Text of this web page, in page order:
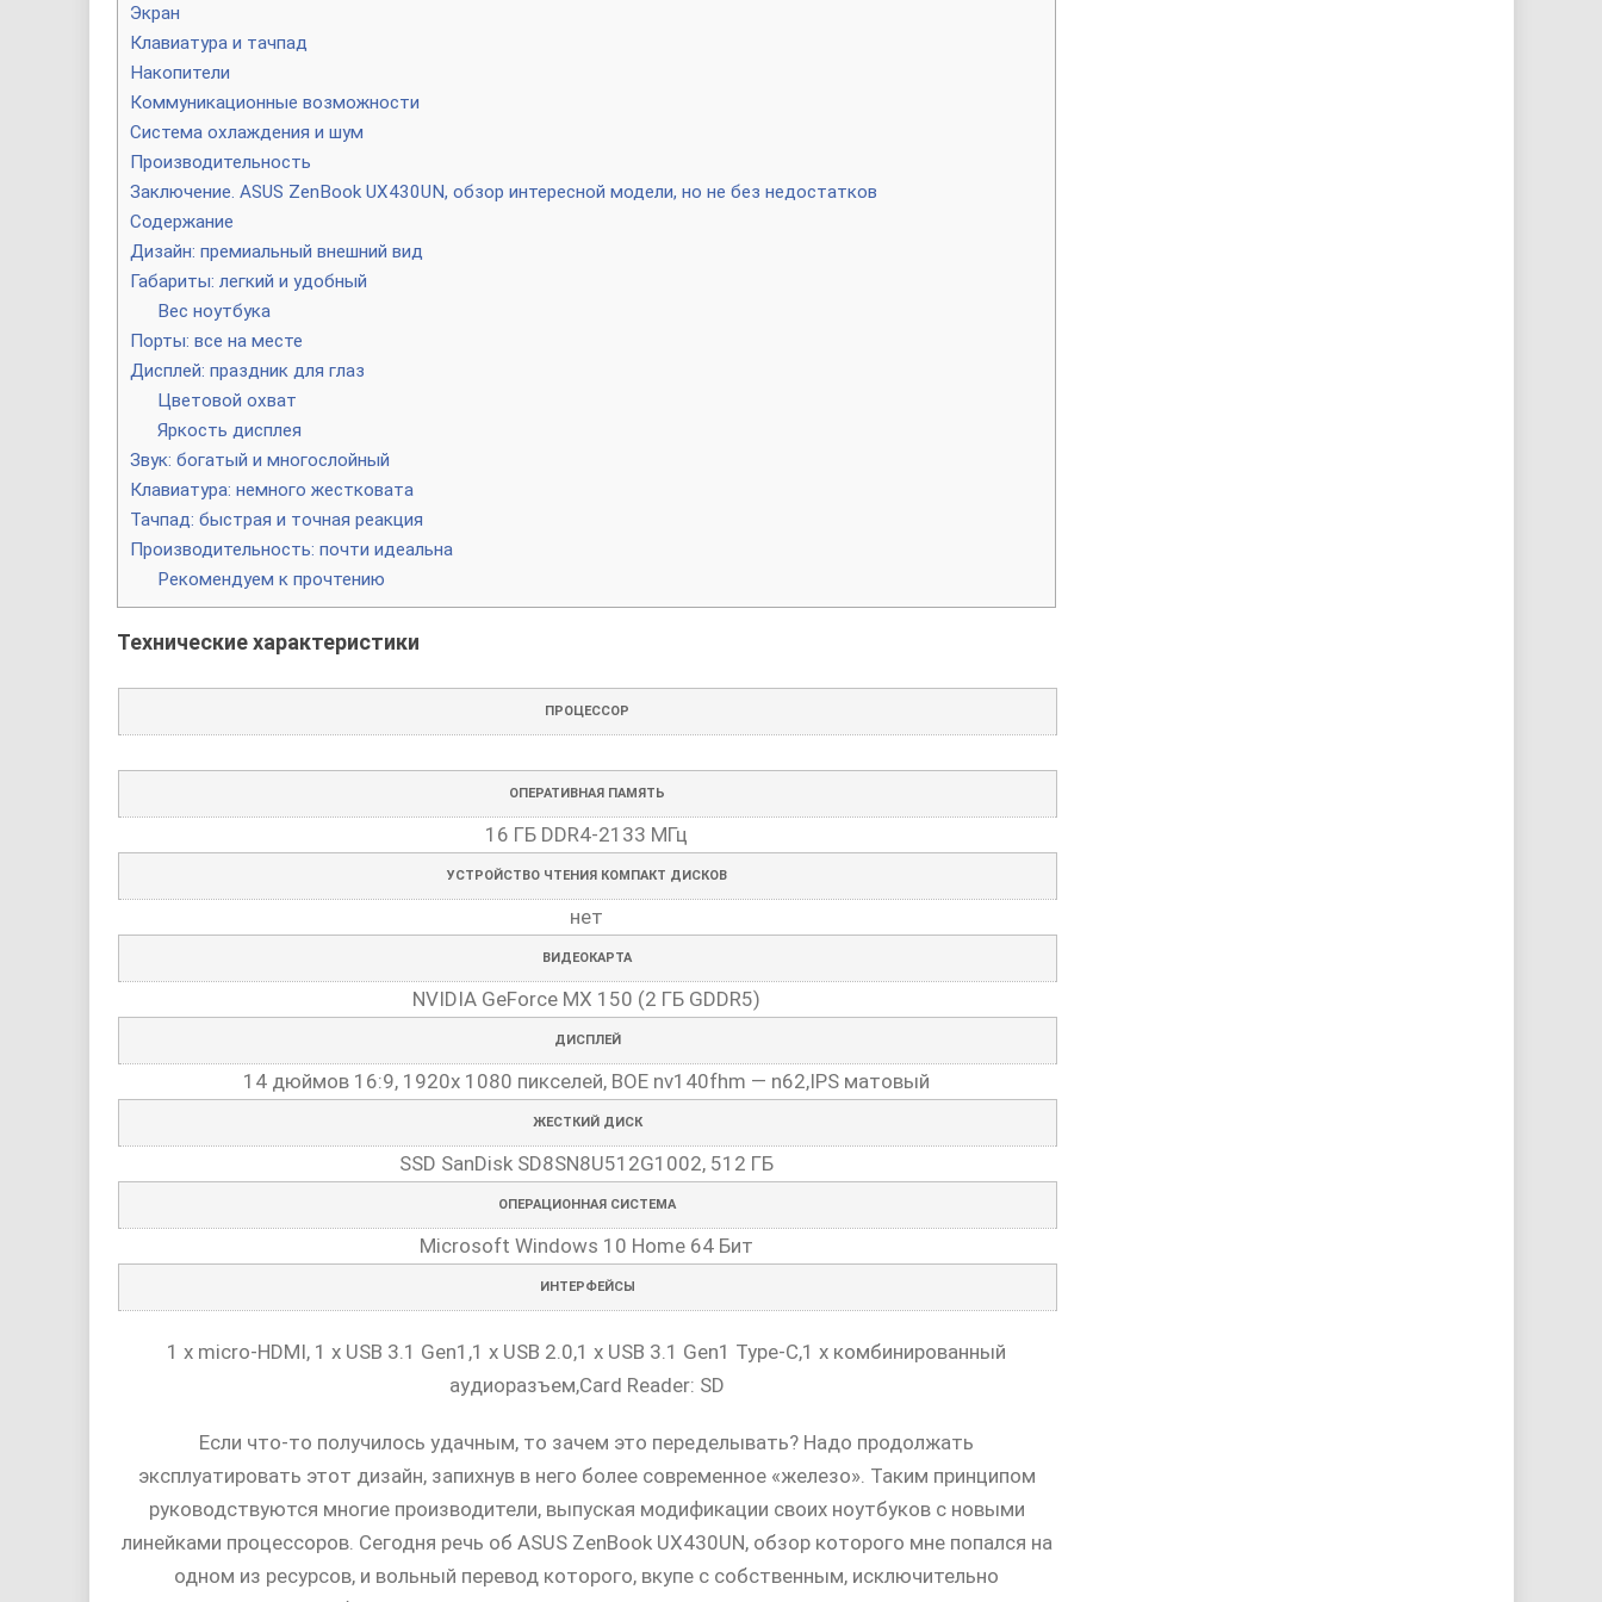
Экран
Клавиатура и тачпад
Накопители
Коммуникационные возможности
Система охлаждения и шум
Производительность
Заключение. ASUS ZenBook UX430UN, обзор интересной модели, но не без недостатков
Содержание
Дизайн: премиальный внешний вид
Габариты: легкий и удобный
Вес ноутбука
Порты: все на месте
Дисплей: праздник для глаз
Цветовой охват
Яркость дисплея
Звук: богатый и многослойный
Клавиатура: немного жестковата
Тачпад: быстрая и точная реакция
Производительность: почти идеальна
Рекомендуем к прочтению
Технические характеристики
ПРОЦЕССОР
ОПЕРАТИВНАЯ ПАМЯТЬ
16 ГБ DDR4-2133 МГц
УСТРОЙСТВО ЧТЕНИЯ КОМПАКТ ДИСКОВ
нет
ВИДЕОКАРТА
NVIDIA GeForce MX 150 (2 ГБ GDDR5)
ДИСПЛЕЙ
14 дюймов 16:9, 1920x 1080 пикселей, BOE nv140fhm — n62,IPS матовый
ЖЕСТКИЙ ДИСК
SSD SanDisk SD8SN8U512G1002, 512 ГБ
ОПЕРАЦИОННАЯ СИСТЕМА
Microsoft Windows 10 Home 64 Бит
ИНТЕРФЕЙСЫ
1 x micro-HDMI, 1 x USB 3.1 Gen1,1 x USB 2.0,1 x USB 3.1 Gen1 Type-C,1 x комбинированный
аудиоразъем,Card Reader: SD
Если что-то получилось удачным, то зачем это переделывать? Надо продолжать
эксплуатировать этот дизайн, запихнув в него более современное «железо». Таким принципом
руководствуются многие производители, выпуская модификации своих ноутбуков с новыми
линейками процессоров. Сегодня речь об ASUS ZenBook UX430UN, обзор которого мне попался на
одном из ресурсов, и вольный перевод которого, вкупе с собственным, исключительно